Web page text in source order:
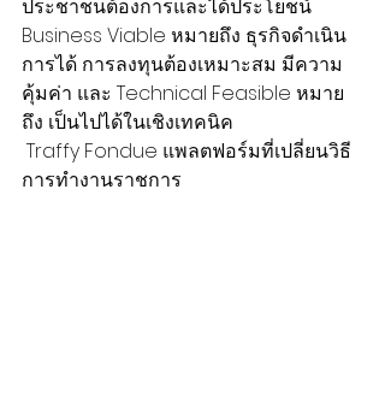
ประชาชนต้องการและได้ประโยชน์
Business Viable หมายถึง ธุรกิจดำเนิน
การได้ การลงทุนต้องเหมาะสม มีความ
คุ้มค่า และ Technical Feasible หมาย
ถึง เป็นไปได้ในเชิงเทคนิค
Traffy Fondue แพลตฟอร์มที่เปลี่ยนวิธี
การทำงานราชการ